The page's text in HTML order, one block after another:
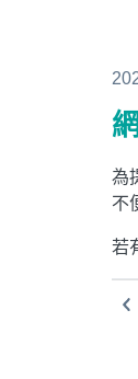
為
不
若